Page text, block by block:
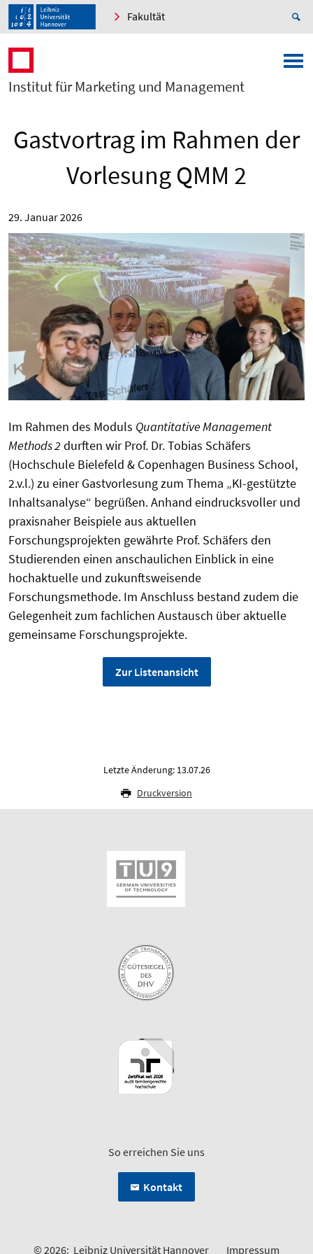
Fakultät
Institut für Marketing und Management
Gastvortrag im Rahmen der
Vorlesung QMM 2
29. Januar 2026
Im Rahmen des Moduls Quantitative Management
Methods 2 durften wir Prof. Dr. Tobias Schäfers
(Hochschule Bielefeld & Copenhagen Business School,
2.v.l.) zu einer Gastvorlesung zum Thema „KI-gestützte
Inhaltsanalyse“ begrüßen. Anhand eindrucksvoller und
praxisnaher Beispiele aus aktuellen
Forschungsprojekten gewährte Prof. Schäfers den
Studierenden einen anschaulichen Einblick in eine
hochaktuelle und zukunftsweisende
Forschungsmethode. Im Anschluss bestand zudem die
Gelegenheit zum fachlichen Austausch über aktuelle
gemeinsame Forschungsprojekte.
Zur Listenansicht
Letzte Änderung: 13.07.26
Druckversion
So erreichen Sie uns
Kontakt
© 2026: Leibniz Universität Hannover Impressum